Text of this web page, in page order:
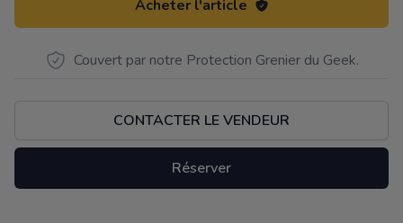
Acheter l'article
Couvert par notre Protection Grenier du Geek.
CONTACTER LE VENDEUR
Réserver